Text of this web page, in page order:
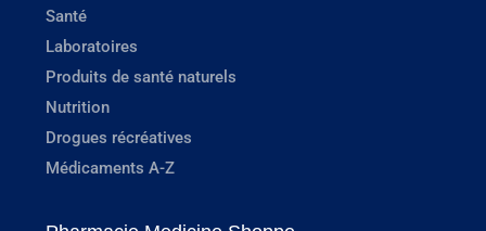
Santé
Laboratoires
Produits de santé naturels
Nutrition
Drogues récréatives
Médicaments A-Z